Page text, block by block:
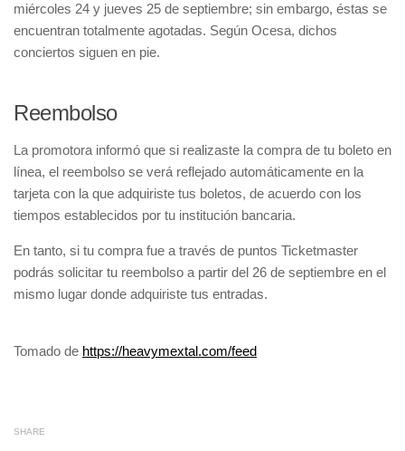
miércoles 24 y jueves 25 de septiembre; sin embargo, éstas se
encuentran totalmente agotadas. Según Ocesa, dichos
conciertos siguen en pie.
Reembolso
La promotora informó que si realizaste la compra de tu boleto en
línea, el reembolso se verá reflejado automáticamente en la
tarjeta con la que adquiriste tus boletos, de acuerdo con los
tiempos establecidos por tu institución bancaria.
En tanto, si tu compra fue a través de puntos Ticketmaster
podrás solicitar tu reembolso a partir del 26 de septiembre en el
mismo lugar donde adquiriste tus entradas.
Tomado de https://heavymextal.com/feed
SHARE